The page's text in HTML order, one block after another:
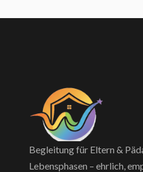
Begleitung für Eltern &
Lebensphasen – ehrlich,